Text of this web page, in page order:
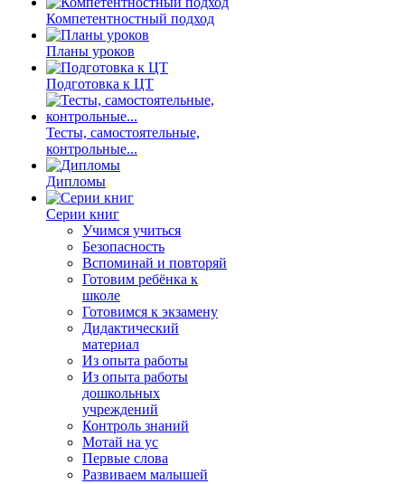
Компетентностный подход
Планы уроков
Подготовка к ЦТ
Тесты, самостоятельные,
контрольные...
Дипломы
Серии книг
Учимся учиться
Безопасность
Вспоминай и повторяй
Готовим ребёнка к
школе
Готовимся к экзамену
Дидактический
материал
Из опыта работы
Из опыта работы
дошкольных
учреждений
Контроль знаний
Мотай на ус
Первые слова
Развиваем малышей